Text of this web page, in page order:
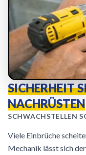
SICHERHEIT
NACHRÜSTEN
SCHWACHSTELLEN
Viele Einbrüche
Mechanik lässt sich